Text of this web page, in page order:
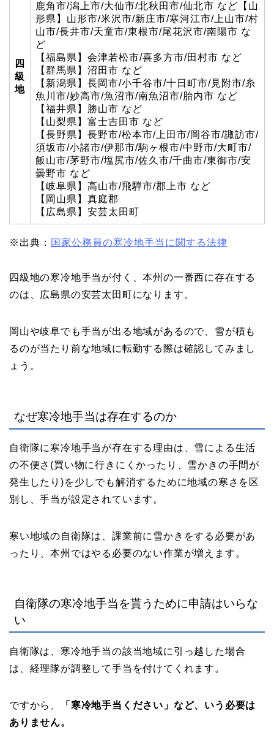
四
級
地
鹿角市/潟上市/大仙市/北秋田市/仙北市 など【山
形県】山形市/米沢市/新庄市/寒河江市/上山市/村
山市/長井市/天童市/東根市/尾花沢市/南陽市 な
ど
【福島県】会津若松市/喜多方市/田村市 など
【群馬県】沼田市 など
【新潟県】長岡市/小千谷市/十日町市/見附市/糸
魚川市/妙高市/魚沼市/南魚沼市/胎内市 など
【福井県】勝山市 など
【山梨県】富士吉田市 など
【長野県】長野市/松本市/上田市/岡谷市/諏訪市/
須坂市/小諸市/伊那市/駒ヶ根市/中野市/大町市/
飯山市/茅野市/塩尻市/佐久市/千曲市/東御市/安
曇野市 など
【岐阜県】高山市/飛騨市/郡上市 など
【岡山県】真庭郡
【広島県】安芸太田町
※出典： 国家公務員の寒冷地手当に関する法律
四級地の寒冷地手当が付く、本州の一番西に存在する
のは、広島県の安芸太田町になります。
岡山や岐阜でも手当が出る地域があるので、雪が積も
るのが当たり前な地域に転勤する際は確認してみまし
ょう。
なぜ寒冷地手当は存在するのか
自衛隊に寒冷地手当が存在する理由は、雪による生活
の不便さ(買い物に行きにくかったり、雪かきの手間が
発生したり)を少しでも解消するために地域の寒さを区
別し、手当が設定されています。
寒い地域の自衛隊は、課業前に雪かきをする必要があ
ったり、本州ではやる必要のない作業が増えます。
自衛隊の寒冷地手当を貰うために申請はいらな
い
自衛隊は、寒冷地手当の該当地域に引っ越した場合
は、経理隊が調整して手当を付けてくれます。
ですから、
「寒冷地手当ください」など、いう必要は
ありません。